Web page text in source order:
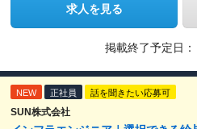
求人を見る
掲載終了予定日：
NEW 正社員 話を聞きたい応募可
SUN株式会社